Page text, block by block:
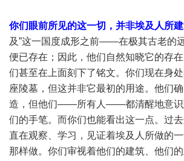
你们眼前所见的这一切，并非埃及人所
及”这一国度成形之前——在极其古老的
便已存在；因此，他们自然知晓它的存
们甚至在上面刻下了铭文。你们现在身
座陵墓，但这并非它最初的用途。他们
造，但他们——所有人——都清醒地意识
们的手笔。而你们也能看出这一点。过
直在观察、学习，见证着埃及人所做的
那样做。你们审视着他们的建筑、他们